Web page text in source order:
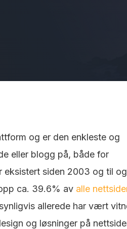
og er den enkleste og
eller blogg på, både for
eksistert siden 2003 og til og
ca. 39.6% av alle
allerede har vært
og løsninger på